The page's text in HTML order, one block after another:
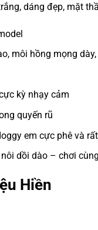
dáng đẹp, mặt
môi hồng mọng
kỳ nhạy cảm
quyến rũ
em cực phê và
dồi dào – chơi
Hiền